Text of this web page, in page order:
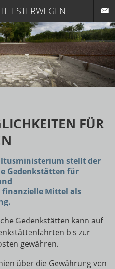
ESTERWEGEN
FÜR
stellt der
Gedenkstätten für
Mittel als
Gedenkstätten kann auf
bis zur
gewähren.
über die Gewährung von